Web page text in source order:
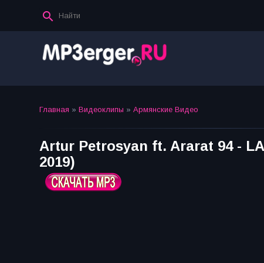
Главная » Видеоклипы » Армянские Видео
Artur Petrosyan ft. Ararat 94 -
2019)